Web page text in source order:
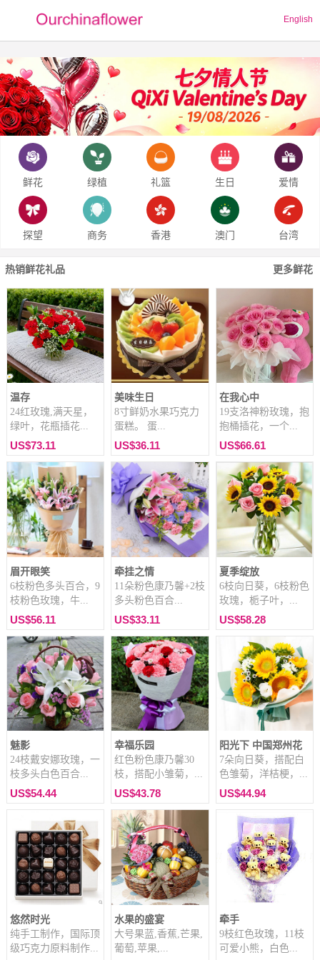
English
鲜花 绿植 礼篮 生日 爱情
探望 商务 香港 澳门 台湾
热销鲜花礼品 更多鲜花
温存
24红玫瑰,满天星，
绿叶，花瓶插花...
US$73.11
美味生日
8寸鲜奶水果巧克力
蛋糕。 蛋...
US$36.11
在我心中
19支洛神粉玫瑰，抱
抱桶插花，一个...
US$66.61
眉开眼笑
6枝粉色多头百合，9
枝粉色玫瑰，牛...
US$56.11
牵挂之情
11朵粉色康乃馨+2枝
多头粉色百合...
US$33.11
夏季绽放
6枝向日葵，6枝粉色
玫瑰，栀子叶，...
US$58.28
魅影
24枝戴安娜玫瑰，一
枝多头白色百合...
US$54.44
幸福乐园
红色粉色康乃馨30
枝，搭配小雏菊，...
US$43.78
阳光下 中国郑州花
7朵向日葵，搭配白
色雏菊，洋桔梗，...
US$44.94
悠然时光
纯手工制作，国际顶
级巧克力原料制作...
水果的盛宴
大号果蓝,香蕉,芒果,
葡萄,苹果,...
牵手
9枝红色玫瑰，11枝
可爱小熊，白色...